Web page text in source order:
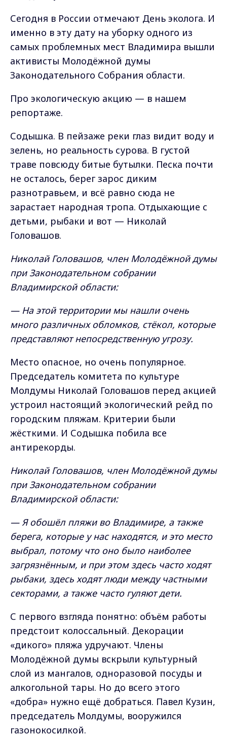
Сегодня в России отмечают День эколога. И
именно в эту дату на уборку одного из
самых проблемных мест Владимира вышли
активисты Молодёжной думы
Законодательного Собрания области.
Про экологическую акцию — в нашем
репортаже.
Содышка. В пейзаже реки глаз видит воду и
зелень, но реальность сурова. В густой
траве повсюду битые бутылки. Песка почти
не осталось, берег зарос диким
разнотравьем, и всё равно сюда не
зарастает народная тропа. Отдыхающие с
детьми, рыбаки и вот — Николай
Головашов.
Николай Головашов, член Молодёжной думы
при Законодательном собрании
Владимирской области:
— На этой территории мы нашли очень
много различных обломков, стёкол, которые
представляют непосредственную угрозу.
Место опасное, но очень популярное.
Председатель комитета по культуре
Молдумы Николай Головашов перед акцией
устроил настоящий экологический рейд по
городским пляжам. Критерии были
жёсткими. И Содышка побила все
антирекорды.
Николай Головашов, член Молодёжной думы
при Законодательном собрании
Владимирской области:
— Я обошёл пляжи во Владимире, а также
берега, которые у нас находятся, и это место
выбрал, потому что оно было наиболее
загрязнённым, и при этом здесь часто ходят
рыбаки, здесь ходят люди между частными
секторами, а также часто гуляют дети.
С первого взгляда понятно: объём работы
предстоит колоссальный. Декорации
«дикого» пляжа удручают. Члены
Молодёжной думы вскрыли культурный
слой из мангалов, одноразовой посуды и
алкогольной тары. Но до всего этого
«добра» нужно ещё добраться. Павел Кузин,
председатель Молдумы, вооружился
газонокосилкой.